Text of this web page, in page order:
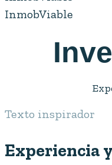
InmobViable
Texto inspirador
Experiencia